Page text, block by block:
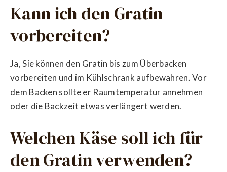
Kann ich den Gratin
vorbereiten?
Ja, Sie können den Gratin bis zum Überbacken
vorbereiten und im Kühlschrank aufbewahren. Vor
dem Backen sollte er Raumtemperatur annehmen
oder die Backzeit etwas verlängert werden.
Welchen Käse soll ich für
den Gratin verwenden?